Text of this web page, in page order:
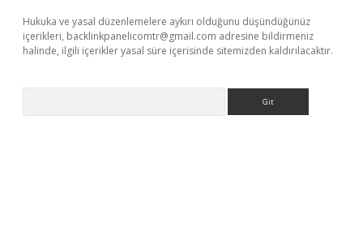
Hukuka ve yasal düzenlemelere aykırı olduğunu düşündüğünüz
içerikleri, backlinkpanelicomtr@gmail.com adresine bildirmeniz
halinde, ilgili içerikler yasal süre içerisinde sitemizden kaldırılacaktır.